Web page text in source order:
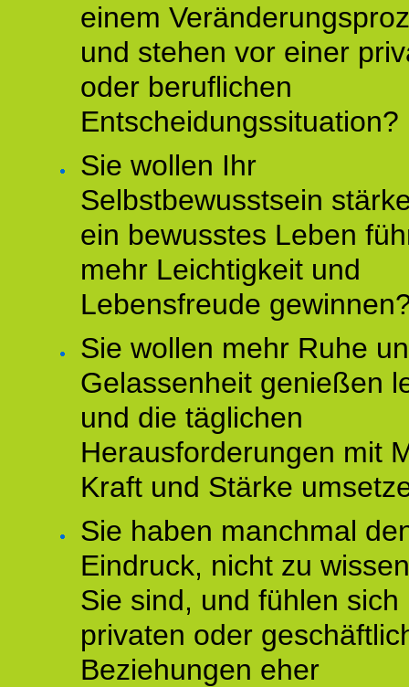
einem
und stehen vor einer
oder beruflichen
Entscheidungssituation?
Sie wollen Ihr
Selbstbewusstsein
ein bewusstes Leben
mehr Leichtigkeit und
Lebensfreude
Sie wollen mehr Ruhe
Gelassenheit genießen
und die täglichen
Herausforderungen mit
Kraft und Stärke
Sie haben manchmal
Eindruck, nicht zu
Sie sind, und fühlen sich
privaten oder
Beziehungen eher